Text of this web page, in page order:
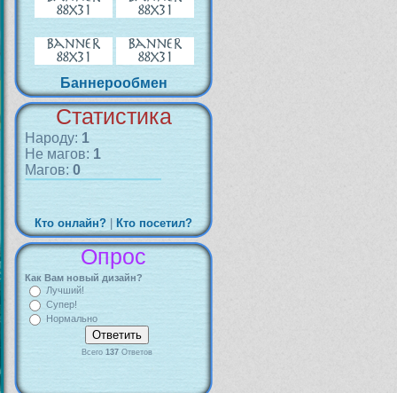
Баннерообмен
Статистика
Народу: 1
Не магов: 1
Магов: 0
Кто онлайн? Кто посетил?
Опрос
Как Вам новый дизайн?
Лучший!
Супер!
Нормально
Всего 137Ответов